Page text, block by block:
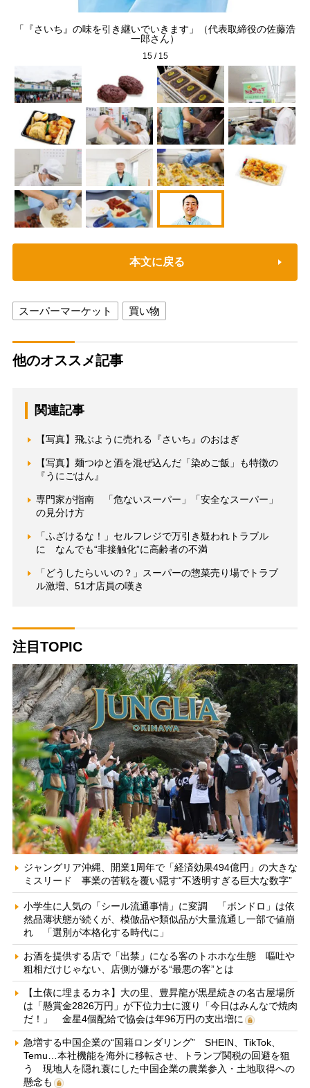
「『さいち』の味を引き継いでいきます」（代表取締役の佐藤浩
一郎さん）
15/ 15
本文に戻る
スーパーマーケット 買い物
他のオススメ記事
関連記事
【写真】飛ぶように売れる『さいち』のおはぎ
【写真】麺つゆと酒を混ぜ込んだ「染めご飯」も特徴の
『うにごはん』
専門家が指南 「危ないスーパー」「安全なスーパー」
の見分け方
「ふざけるな！」セルフレジで万引き疑われトラブル
に なんでも“非接触化”に高齢者の不満
「どうしたらいいの？」スーパーの惣菜売り場でトラブ
ル激増、51才店員の嘆き
注目TOPIC
ジャングリア沖縄、開業1周年で「経済効果494億円」の大きな
ミスリード 事業の苦戦を覆い隠す“不透明すぎる巨大な数字”
小学生に人気の「シール流通事情」に変調 「ボンドロ」は依
然品薄状態が続くが、模倣品や類似品が大量流通し一部で値崩
れ 「選別が本格化する時代に」
お酒を提供する店で「出禁」になる客のトホホな生態 嘔吐や
粗相だけじゃない、店側が嫌がる“最悪の客”とは
【土俵に埋まるカネ】大の里、豊昇龍が黒星続きの名古屋場所
は「懸賞金2826万円」が下位力士に渡り「今日はみんなで焼肉
だ！」 金星4個配給で協会は年96万円の支出増に
急増する中国企業の“国籍ロンダリング” SHEIN、TikTok、
Temu…本社機能を海外に移転させ、トランプ関税の回避を狙
う 現地人を隠れ蓑にした中国企業の農業参入・土地取得への
懸念も